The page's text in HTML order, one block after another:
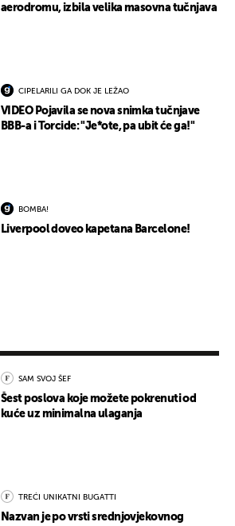
aerodromu, izbila velika masovna tučnjava
CIPELARILI GA DOK JE LEŽAO
VIDEO Pojavila se nova snimka tučnjave
BBB-a i Torcide: "Je*ote, pa ubit će ga!"
BOMBA!
Liverpool doveo kapetana Barcelone!
SAM SVOJ ŠEF
Šest poslova koje možete pokrenuti od
kuće uz minimalna ulaganja
TREĆI UNIKATNI BUGATTI
Nazvan je po vrsti srednjovjekovnog